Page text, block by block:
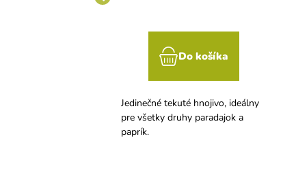
Do košíka
Jedinečné tekuté hnojivo, ideálny
pre všetky druhy paradajok a
paprík.